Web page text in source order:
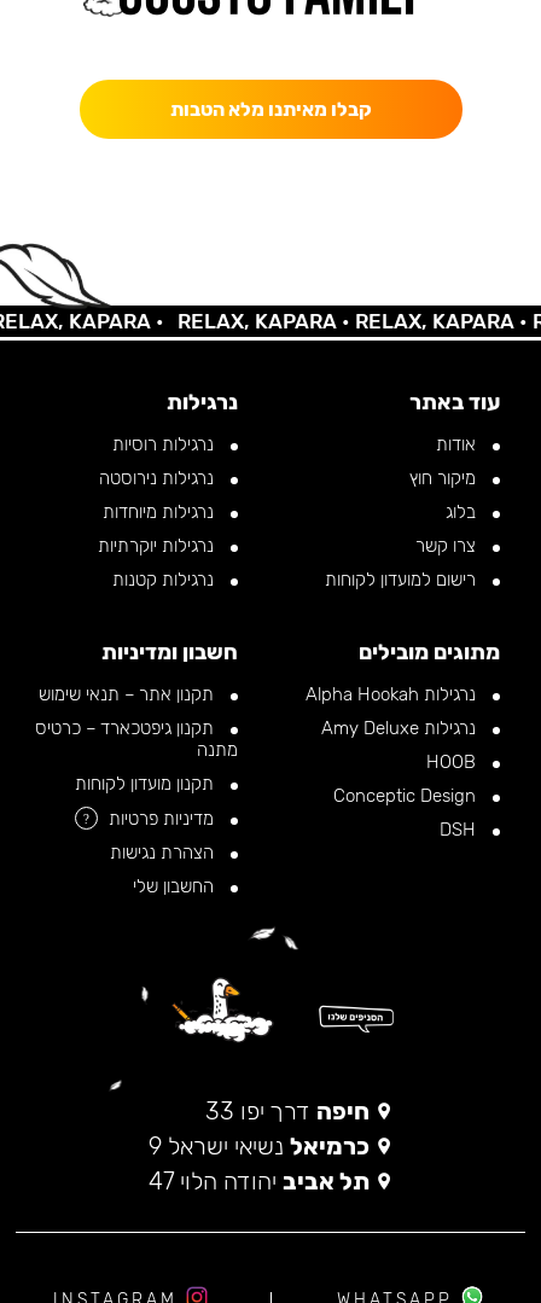
קבלו מאיתנו מלא הטבות
KAPARA • RELAX, KAPARA •RELAX, KAPARA •
עוד באתר
אודות
מיקור חוץ
בלוג
צרו קשר
רישום למועדון לקוחות
נרגילות
נרגילות רוסיות
נרגילות נירוסטה
נרגילות מיוחדות
נרגילות יוקרתיות
נרגילות קטנות
מתוגים מובילים
נרגילות Alpha Hookah
נרגילות Amy Deluxe
חשבון ומדיניות
תקנון אתר – תנאי שימוש
תקנון גיפטכארד – כרטיס
מתנה
תקנון מועדון לקוחות
מדיניות פרטיות
?
הצהרת נגישות
החשבון שלי
חיפה דרך יפו 33
כרמיאל נשיאי ישראל 9
תל אביב יהודה הלוי 47